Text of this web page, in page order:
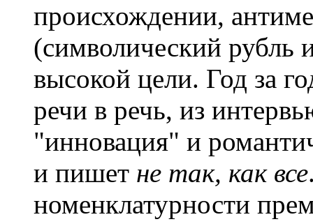
происхождении,
(символический рубль
высокой цели. Год за
речи в речь, из
"инновация" и
и пишет не так, как все
номенклатурности